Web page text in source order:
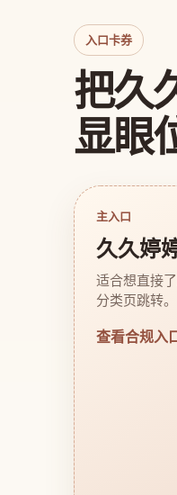
入口卡券
把久
显眼
主入口
久久婷
适合想直接
分类页跳转。
查看合规入